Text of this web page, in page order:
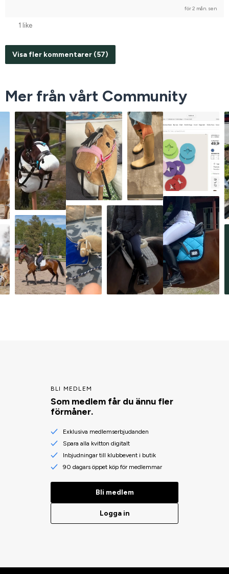
för 2 mån. sen
1 like
Visa fler kommentarer (57)
Mer från vårt Community
BLI MEDLEM
Som medlem får du ännu fler
förmåner.
Exklusiva medlemserbjudanden
Spara alla kvitton digitalt
Inbjudningar till klubbevent i butik
90 dagars öppet köp för medlemmar
Bli medlem
Logga in